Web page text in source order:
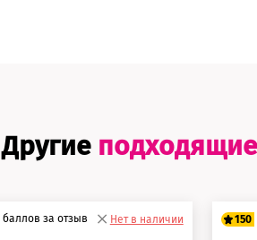
Другие
баллов за отзыв Нет в наличии 150